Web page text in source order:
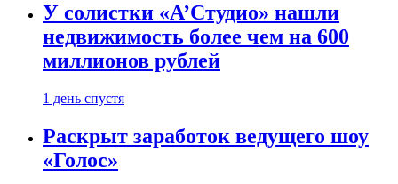
У солистки «А’Студио» нашли
недвижимость более чем на 600
миллионов рублей
1 день спустя
Раскрыт заработок ведущего шоу
«Голос»